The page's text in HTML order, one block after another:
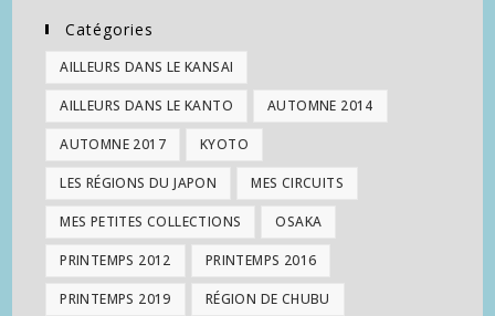
Catégories
AILLEURS DANS LE KANSAI
AILLEURS DANS LE KANTO AUTOMNE 2014
AUTOMNE 2017 KYOTO
LES RÉGIONS DU JAPON MES CIRCUITS
MES PETITES COLLECTIONS OSAKA
PRINTEMPS 2012 PRINTEMPS 2016
PRINTEMPS 2019 RÉGION DE CHUBU